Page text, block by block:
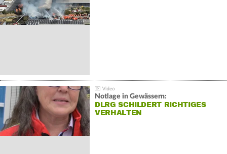
Notlage in Gewässern:
DLRG SCHILDERT RICHTIGES
VERHALTEN